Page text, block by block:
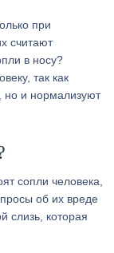
при
считают
в носу?
так как
но и нормализуют
сопли человека,
об их вреде
слизь, которая